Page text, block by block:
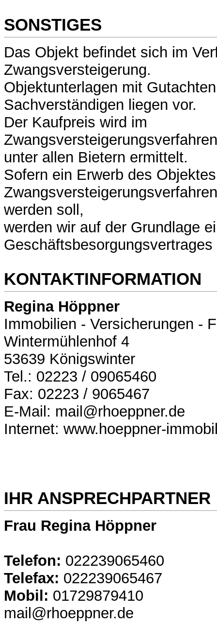
SONSTIGES
Das Objekt befindet sich im
Zwangsversteigerung.
Objektunterlagen mit
Sachverständigen liegen vor.
Der Kaufpreis wird im
unter allen Bietern ermittelt.
Sofern ein Erwerb des
werden soll,
werden wir auf der Grundlage
KONTAKTINFORMATION
Regina Höppner
Immobilien - Versicherungen -
Wintermühlenhof 4
53639 Königswinter
Tel.: 02223 / 09065460
Fax: 02223 / 9065467
E-Mail: mail@rhoeppner.de
Internet: www.hoeppner-
IHR ANSPRECHPARTNER
Frau Regina Höppner
Telefon: 022239065460
Telefax: 022239065467
Mobil: 01729879410
mail@rhoeppner.de